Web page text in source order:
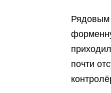
Рядовым
почти